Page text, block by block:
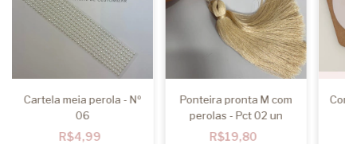
Cartela meia perola - Nº
06
R$4,99
Ponteira pronta M com
perolas - Pct 02 un
R$19,80